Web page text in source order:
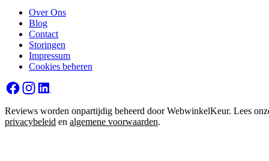
Over Ons
Blog
Contact
Storingen
Impressum
Cookies beheren
Reviews worden onpartijdig beheerd door WebwinkelKeur. Lees
privacybeleid en algemene voorwaarden.